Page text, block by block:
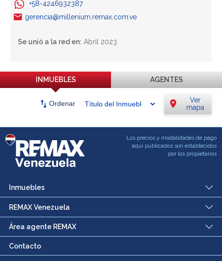
+58-4246932387
gerencia@millenium.remax.com.ve
Se unió a la red en: Abril 2023
INMUEBLES AGENTES
swap_vert Ordenar location_on
Ver
mapa
Los precios y modalidades de pago
aqui publicados son establecidos
por los propietarios
Inmuebles
REMAX Venezuela
Área agente REMAX
Contacto